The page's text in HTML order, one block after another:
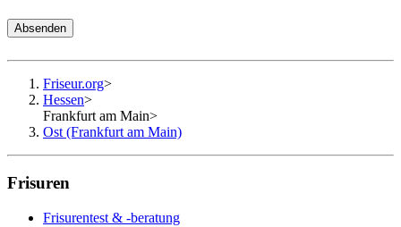
Absenden
Friseur.org>
Hessen>
Frankfurt am Main>
Ost (Frankfurt am Main)
Frisuren
Frisurentest & -beratung